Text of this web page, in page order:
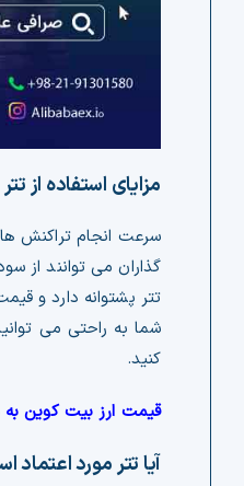
مزایای استفاده از تتر
سرعت انجام تراکنش ها
گذاران می توانند از
تتر پشتوانه دارد و
شما به راحتی می
کنید.
قیمت ارز بیت کوین به
آیا تتر مورد اعتماد